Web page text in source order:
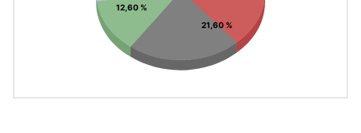
21,60 %
12,60 %